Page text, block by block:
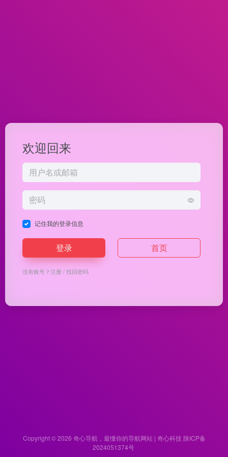
欢迎回来
记住我的登录信息
登录 首页
没有账号？注册/找回密码
Copyright © 2026 奇心导航，最懂你的导航网站 | 奇心科技 陕ICP备
2024051374号